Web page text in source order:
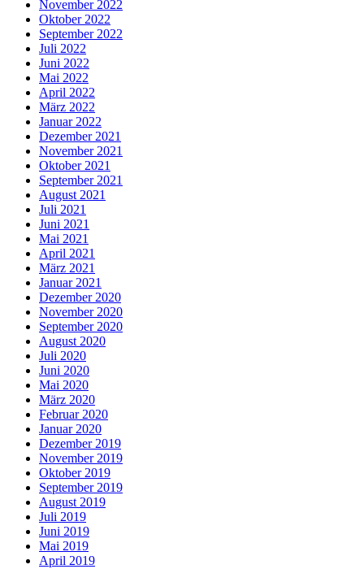
November 2022
Oktober 2022
September 2022
Juli 2022
Juni 2022
Mai 2022
April 2022
März 2022
Januar 2022
Dezember 2021
November 2021
Oktober 2021
September 2021
August 2021
Juli 2021
Juni 2021
Mai 2021
April 2021
März 2021
Januar 2021
Dezember 2020
November 2020
September 2020
August 2020
Juli 2020
Juni 2020
Mai 2020
März 2020
Februar 2020
Januar 2020
Dezember 2019
November 2019
Oktober 2019
September 2019
August 2019
Juli 2019
Juni 2019
Mai 2019
April 2019